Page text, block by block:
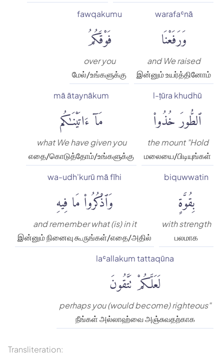
warafaʿnā
وَرَفَعْنَا
and We raised
இன்னும் உயர்த்தினோம்
fawqakumu
فَوْقَكُمُ
over you
மேல்/உங்களுக்கு
l-ṭūra khudhū
ٱلطُّورَ خُذُوا۟
the mount "Hold
மலையை/பிடியுங்கள்
mā ātaynākum
مَآ ءَاتَيْنَٰكُم
what We have given you
எதை/கொடுத்தோம்/உங்களுக்கு
biquwwatin
بِقُوَّةٍ
with strength
பலமாக
wa-udh'kurū mā fīhi
وَٱذْكُرُوا۟ مَا فِيهِ
and remember what (is) in it
இன்னும் நினைவு கூருங்கள்/எதை/அதில்
laʿallakum tattaqūna
لَعَلَّكُمْ تَتَّقُونَ
perhaps you (would become) righteous"
நீங்கள் அல்லாஹ்வை அஞ்சுவதற்காக
Transliteration: